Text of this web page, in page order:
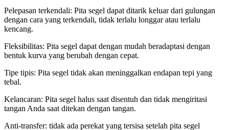
Pelepasan terkendali: Pita segel dapat ditarik keluar dari gulungan
dengan cara yang terkendali, tidak terlalu longgar atau terlalu
kencang.
Fleksibilitas: Pita segel dapat dengan mudah beradaptasi dengan
bentuk kurva yang berubah dengan cepat.
Tipe tipis: Pita segel tidak akan meninggalkan endapan tepi yang
tebal.
Kelancaran: Pita segel halus saat disentuh dan tidak mengiritasi
tangan Anda saat ditekan dengan tangan.
Anti-transfer: tidak ada perekat yang tersisa setelah pita segel